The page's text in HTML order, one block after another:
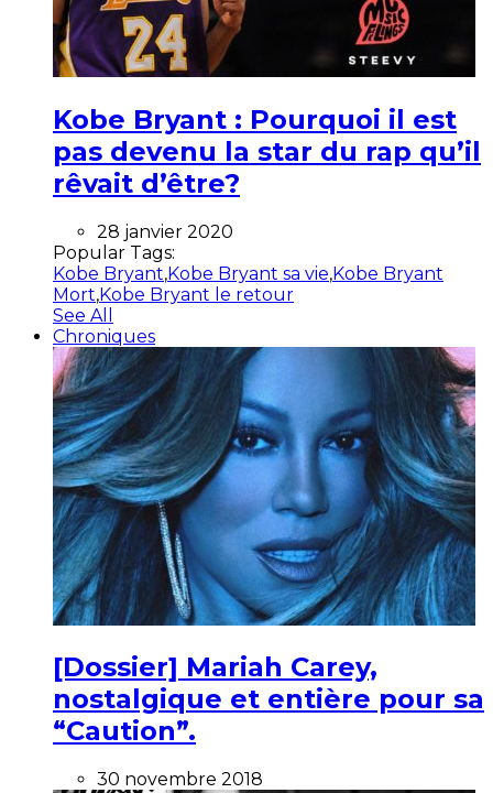
Kobe Bryant : Pourquoi il est
pas devenu la star du rap qu’il
rêvait d’être?
28 janvier 2020
Popular Tags:
Kobe Bryant,Kobe Bryant sa vie,Kobe Bryant
Mort,Kobe Bryant le retour
See All
Chroniques
[Dossier] Mariah Carey,
nostalgique et entière pour sa
“Caution”.
30 novembre 2018